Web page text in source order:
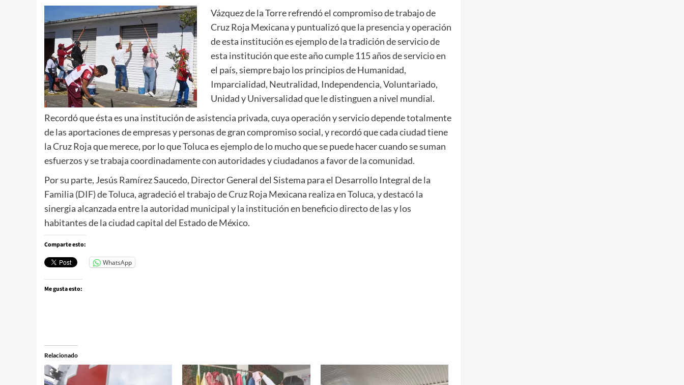
Vázquez de la Torre refrendó el compromiso de trabajo de
Cruz Roja Mexicana y puntualizó que la presencia y operación
de esta institución es ejemplo de la tradición de servicio de
esta institución que este año cumple 115 años de servicio en
el país, siempre bajo los principios de Humanidad,
Imparcialidad, Neutralidad, Independencia, Voluntariado,
Unidad y Universalidad que le distinguen a nivel mundial.
Recordó que ésta es una institución de asistencia privada, cuya operación y servicio depende totalmente
de las aportaciones de empresas y personas de gran compromiso social, y recordó que cada ciudad tiene
la Cruz Roja que merece, por lo que Toluca es ejemplo de lo mucho que se puede hacer cuando se suman
esfuerzos y se trabaja coordinadamente con autoridades y ciudadanos a favor de la comunidad.
Por su parte, Jesús Ramírez Saucedo, Director General del Sistema para el Desarrollo Integral de la
Familia (DIF) de Toluca, agradeció el trabajo de Cruz Roja Mexicana realiza en Toluca, y destacó la
sinergia alcanzada entre la autoridad municipal y la institución en beneficio directo de las y los
habitantes de la ciudad capital del Estado de México.
Comparte esto:
WhatsApp
Me gusta esto:
Relacionado